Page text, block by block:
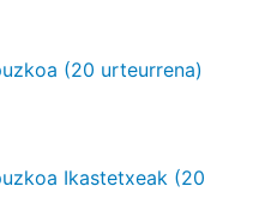
(20 urteurrena)
Ikastetxeak (20